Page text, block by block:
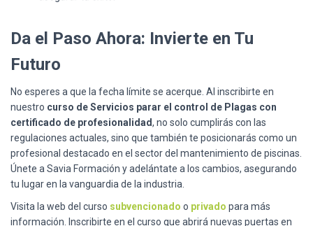
Da el Paso Ahora: Invierte en Tu
Futuro
No esperes a que la fecha límite se acerque. Al inscribirte en
nuestro curso de Servicios parar el control de Plagas con
certificado de profesionalidad, no solo cumplirás con las
regulaciones actuales, sino que también te posicionarás como un
profesional destacado en el sector del mantenimiento de piscinas.
Únete a Savia Formación y adelántate a los cambios, asegurando
tu lugar en la vanguardia de la industria.
Visita la web del curso subvencionado o privado para más
información. Inscribirte en el curso que abrirá nuevas puertas en